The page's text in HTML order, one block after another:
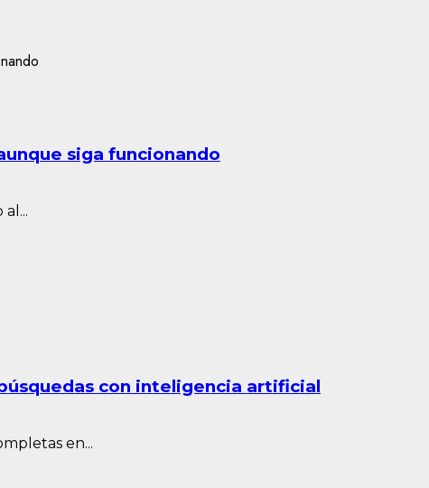
siga funcionando
con inteligencia artificial
en...